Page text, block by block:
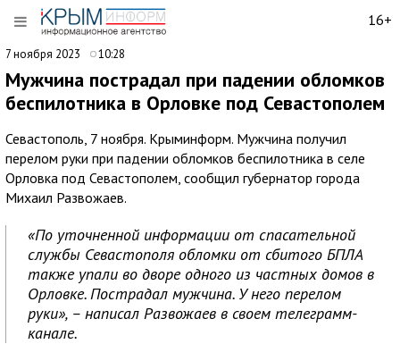
16+
7 ноября 2023 10:28
Мужчина пострадал при падении обломков
беспилотника в Орловке под Севастополем
Севастополь, 7 ноября. Крыминформ. Мужчина получил
перелом руки при падении обломков беспилотника в селе
Орловка под Севастополем, сообщил губернатор города
Михаил Развожаев.
«По уточненной информации от спасательной
службы Севастополя обломки от сбитого БПЛА
также упали во дворе одного из частных домов в
Орловке. Пострадал мужчина. У него перелом
руки», – написал Развожаев в своем телеграмм-
канале.